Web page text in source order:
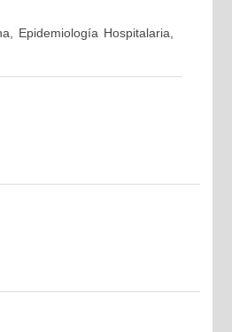
Epidemiología Hospitalaria,